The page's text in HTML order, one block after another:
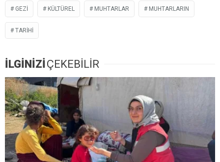
GEZI KÜLTÜREL MUHTARLAR MUHTARLARIN
TARIHI
İLGİNİZİÇEKEBİLİR